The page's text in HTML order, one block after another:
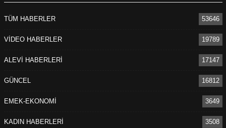
TÜM HABERLER 53646
VİDEO HABERLER 19789
ALEVİ HABERLERİ 17147
GÜNCEL 16812
EMEK-EKONOMİ 3649
KADIN HABERLERİ 3508